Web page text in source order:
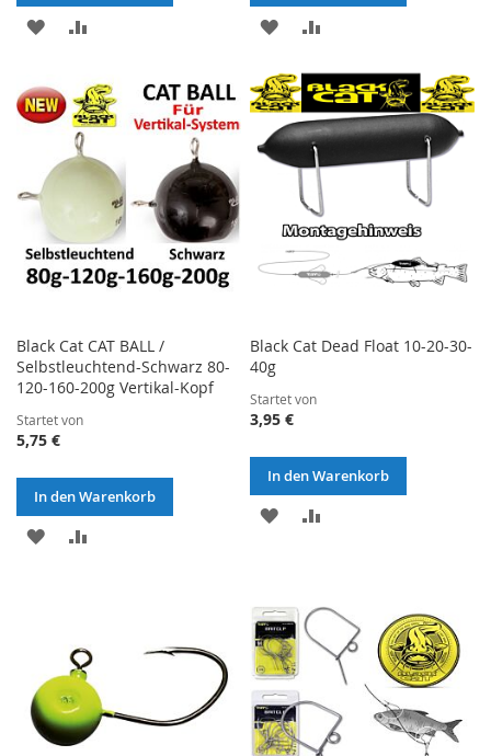
ZUR
HINZUFÜGEN
HINZUFÜGEN
ZUR
HINZUFÜGEN
HINZUFÜGEN
Black Cat CAT BALL /
Selbstleuchtend-Schwarz 80-
120-160-200g Vertikal-Kopf
Startet von
5,75 €
In den Warenkorb
ZUR
Black Cat Dead Float 10-20-30-
40g
Startet von
3,95 €
In den Warenkorb
ZUR